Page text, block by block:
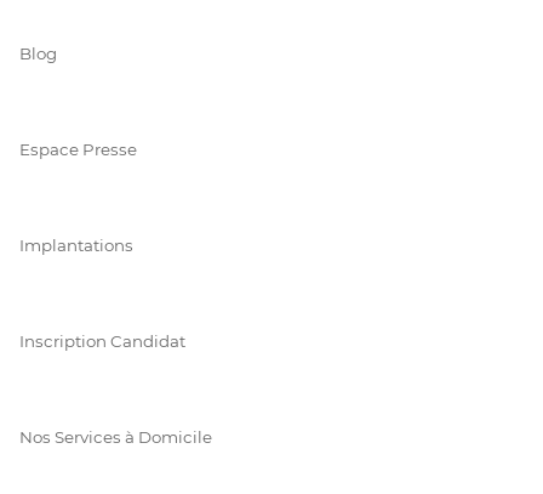
Blog
Espace Presse
Implantations
Inscription Candidat
Nos Services à Domicile